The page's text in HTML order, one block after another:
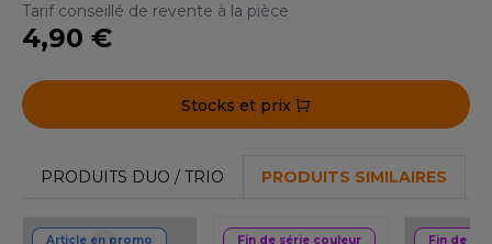
MILL
Tarif conseillé de revente à la pièce
4,90 €
Stocks et prix
PRODUITS DUO / TRIO PRODUITS SIMILAIRES
Article en promo Fin de série couleur Fin de